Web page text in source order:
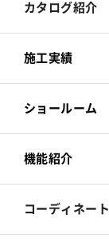
壁装材
カーテン
床材
カーペット
椅子張
カタログ紹介
壁装材
カーテン
床材
カーペット
施工実績
ショールーム
機能紹介
コーディネート